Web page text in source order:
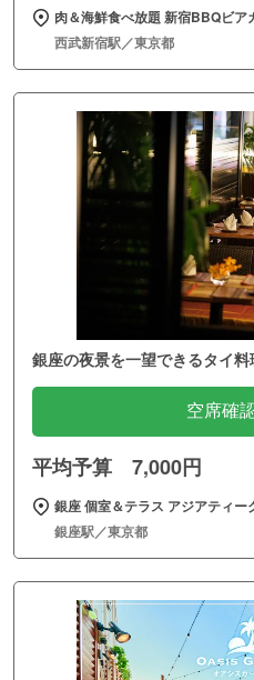
肉＆海鮮食べ放題 新宿BBQビア
西武新宿駅／東京都
銀座の夜景を一望できるタイ
空席確
平均予算 7,000円
銀座 個室＆テラス アジアティー
銀座駅／東京都